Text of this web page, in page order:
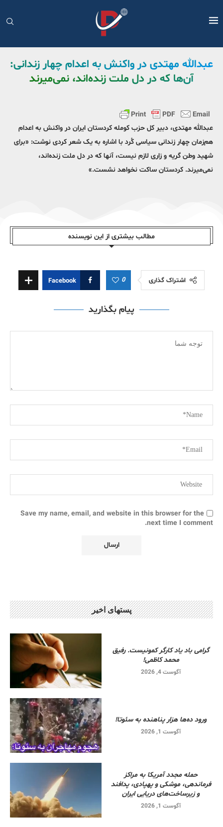
عبدالله مهتدی در واکنش به اعدام چهار زندانی:
آن‌ها که در دل ملت زنده‌اند،‌ نمی‌میرند
عبدالله مهتدی، دبیر کل حزب کومله کردستان ایران در واکنش به اعدام
هم‌زمان چهار زندانی سیاسی کُرد با اشاره به یک شعر کردی نوشت: «برای
شهید وطن گریه و زاری لازم نیست، آنها که در دل ملت زنده‌اند،
نمی‌میرند. کردستان ساکت نخواهد نشست.»
مطالب بیشتری از این نویسندە
اشتراک گذاری 0
Facebook
پیام بگذارید
Save my name, email, and website in this browser for the
next time I comment.
پستهای اخیر
گرامی باد یاد کارگر کمونیست. رفیق
محمد کاظمی!
آگوست 4, 2026
ورود ده‌ها هزار پناهنده به سئوتا!
آگوست 1, 2026
حمله مجدد آمریکا به مراکز
فرماندهی، موشکی و پهپادی، پدافند
و زیرساخت‌های دریایی ایران
آگوست 1, 2026